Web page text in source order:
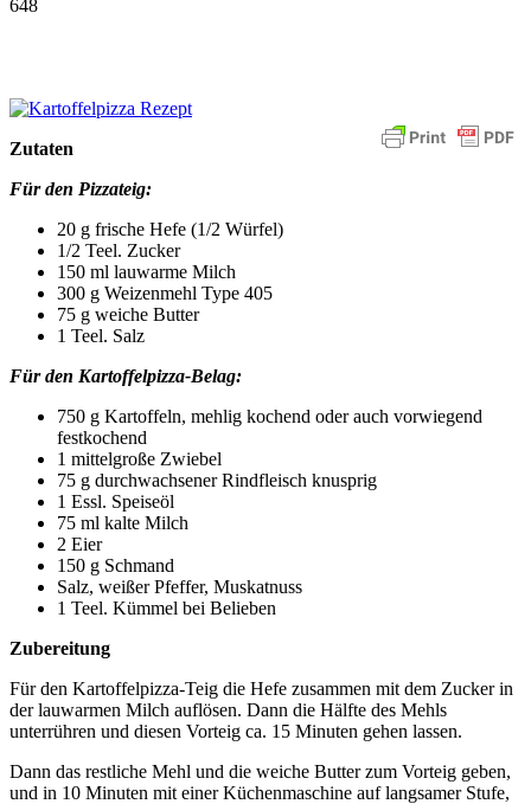
648
Zutaten
Für den Pizzateig:
20 g frische Hefe (1/2 Würfel)
1/2 Teel. Zucker
150 ml lauwarme Milch
300 g Weizenmehl Type 405
75 g weiche Butter
1 Teel. Salz
Für den Kartoffelpizza-Belag:
750 g Kartoffeln, mehlig kochend oder auch vorwiegend
festkochend
1 mittelgroße Zwiebel
75 g durchwachsener Rindfleisch knusprig
1 Essl. Speiseöl
75 ml kalte Milch
2 Eier
150 g Schmand
Salz, weißer Pfeffer, Muskatnuss
1 Teel. Kümmel bei Belieben
Zubereitung
Für den Kartoffelpizza-Teig die Hefe zusammen mit dem Zucker in
der lauwarmen Milch auflösen. Dann die Hälfte des Mehls
unterrühren und diesen Vorteig ca. 15 Minuten gehen lassen.
Dann das restliche Mehl und die weiche Butter zum Vorteig geben,
und in 10 Minuten mit einer Küchenmaschine auf langsamer Stufe,